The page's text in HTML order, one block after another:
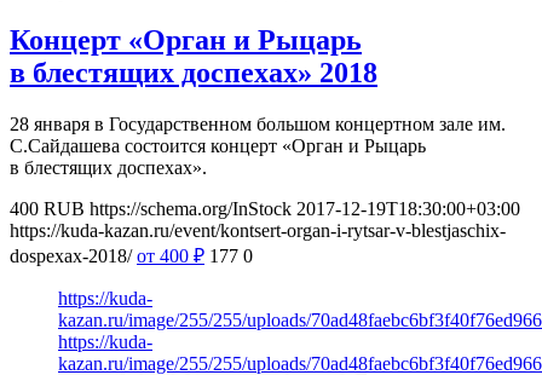
Концерт «Орган и Рыцарь
в блестящих доспехах» 2018
28 января в Государственном большом концертном зале им.
С.Сайдашева состоится концерт «Орган и Рыцарь
в блестящих доспехах».
400 RUB https://schema.org/InStock 2017-12-19T18:30:00+03:00
https://kuda-kazan.ru/event/kontsert-organ-i-rytsar-v-blestjaschix-
dospexax-2018/ от 400 ₽ 177 0
https://kuda-
kazan.ru/image/255/255/uploads/
https://kuda-
kazan.ru/image/255/255/uploads/